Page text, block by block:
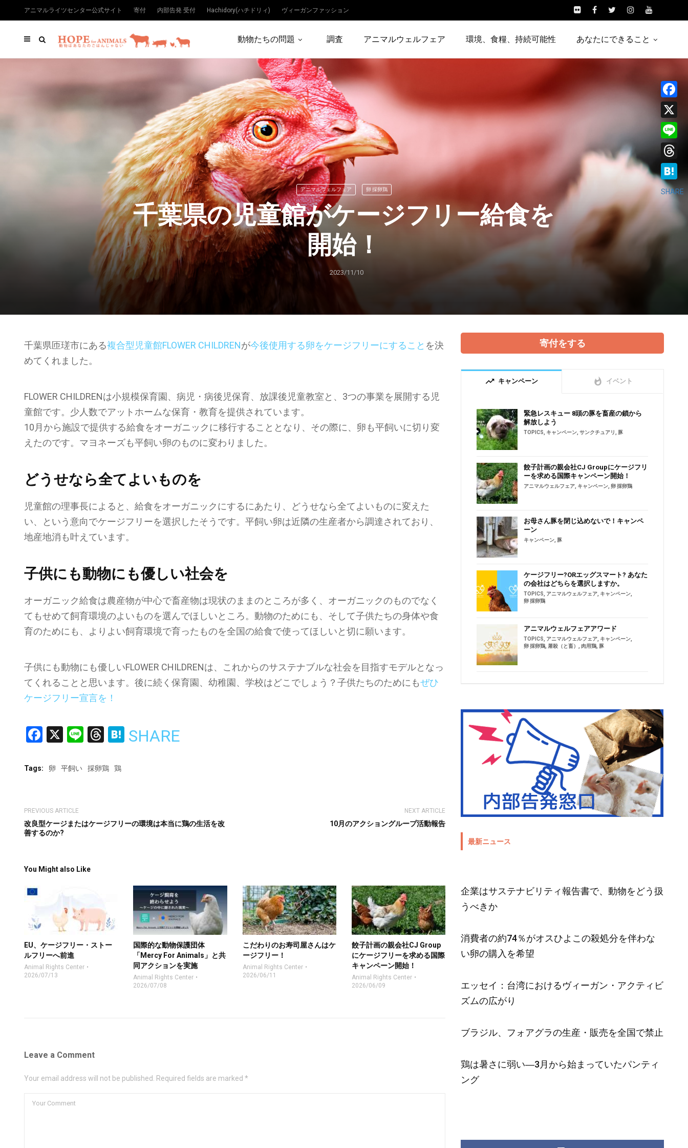
動物たちの問題 調査 アニマルウェルフェア 環境、食糧、持続可能性 あなたにできること
アニマルライツセンター公式サイト 寄付 内部告発 受付 Hachidory(ハチドリィ) ヴィーガンファッション
アニマルウェルフェア 卵 採卵鶏
千葉県の児童館がケージフリー給食を
開始！
2023/11/10
千葉県匝瑳市にある複合型児童館FLOWER CHILDRENが今後使用する卵をケージフリーにすること を決
めてくれました。
FLOWER CHILDRENは小規模保育園、病児・病後児保育、放課後児童教室と、3つの事業を展開する児
童館です。少人数でアットホームな保育・教育を提供されています。
10月から施設で提供する給食をオーガニックに移行することとなり、その際に、卵も平飼いに切り変
えたのです。マヨネーズも平飼い卵のものに変わりました。
どうせなら全てよいものを
児童館の理事長によると、給食をオーガニックにするにあたり、どうせなら全てよいものに変えた
い、という意向でケージフリーを選択したそうです。平飼い卵は近隣の生産者から調達されており、
地産地消も叶えています。
子供にも動物にも優しい社会を
オーガニック給食は農産物が中心で畜産物は現状のままのところが多く、オーガニックのものでなく
てもせめて飼育環境のよいものを選んでほしいところ。動物のためにも、そして子供たちの身体や食
育のためにも、よりよい飼育環境で育ったものを全国の給食で使ってほしいと切に願います。
子供にも動物にも優しいFLOWER CHILDRENは、これからのサステナブルな社会を目指すモデルとなっ
てくれることと思います。後に続く保育園、幼稚園、学校はどこでしょう？子供たちのためにもぜひ
ケージフリー宣言を！
Facebook
X LineThreads
Hatena
SHARE
Tags: 卵 平飼い 採卵鶏 鶏
PREVIOUS ARTICLE
改良型ケージまたはケージフリーの環境は本当に鶏の生活を改
善するのか?
NEXT ARTICLE
10月のアクショングループ活動報告
You Might also Like
EU、ケージフリー・ストー
ルフリーへ前進
Animal Rights Center
2026/07/13
国際的な動物保護団体
「Mercy For Animals」と共
同アクションを実施
Animal Rights Center
2026/07/08
こだわりのお寿司屋さんはケ
ージフリー！
Animal Rights Center
2026/06/11
餃子計画の親会社CJ Group
にケージフリーを求める国際
キャンペーン開始！
Animal Rights Center
2026/06/09
Leave a Comment
Your email address will not be published. Required fields are marked *
寄付をする
trending_up キャンペーン whatshot イベント
緊急レスキュー 8頭の豚を畜産の鎖から
解放しよう
TOPICS キャンペーン ,サンクチュアリ 豚
餃子計画の親会社CJ Groupにケージフリ
ーを求める国際キャンペーン開始！
アニマルウェルフェア キャンペーン 卵 採卵鶏
お母さん豚を閉じ込めないで！キャンペ
ーン
キャンペーン 豚
ケージフリー?ORエッグスマート? あなた
の会社はどちらを選択しますか。
TOPICS アニマルウェルフェア キャンペーン
卵 採卵鶏
アニマルウェルフェアアワード
TOPICS アニマルウェルフェア キャンペーン
卵 採卵鶏 屠殺（と畜） ,肉用鶏 豚
最新ニュース
企業はサステナビリティ報告書で、動物をどう扱
うべきか
消費者の約74％がオスひよこの殺処分を伴わな
い卵の購入を希望
エッセイ：台湾におけるヴィーガン・アクティビ
ズムの広がり
ブラジル、フォアグラの生産・販売を全国で禁止
鶏は暑さに弱い―3月から始まっていたパンティ
ング
X
Line
Threads
Hatena
SHARE